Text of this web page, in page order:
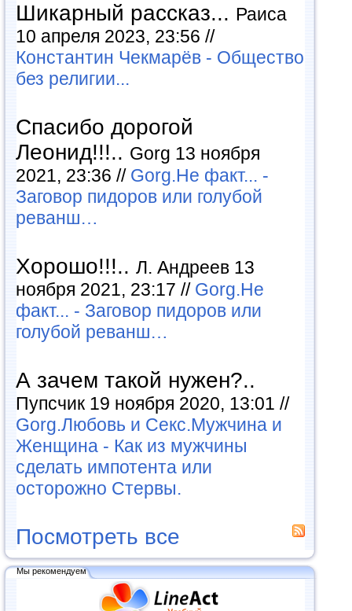
Шикарный рассказ... Раиса
10 апреля 2023, 23:56 //
Константин Чекмарёв - Общество
без религии...
Спасибо дорогой
Леонид!!!.. Gorg 13 ноября
2021, 23:36 // Gorg.Не факт... -
Заговор пидоров или голубой
реванш…
Хорошо!!!.. Л. Андреев 13
ноября 2021, 23:17 // Gorg.Не
факт... - Заговор пидоров или
голубой реванш…
А зачем такой нужен?..
Пупсчик 19 ноября 2020, 13:01 //
Gorg.Любовь и Секс.Мужчина и
Женщина - Как из мужчины
сделать импотента или
осторожно Стервы.
Посмотреть все
Мы рекомендуем